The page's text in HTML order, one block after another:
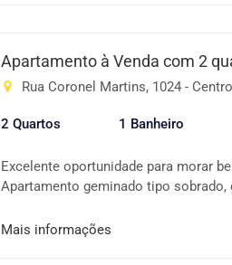
informações!
Apartamento à Venda com 2
Rua Coronel Martins, 1024 -
2 Quartos 1 Banheiro
Excelente oportunidade para morar
Apartamento geminado tipo
Sala e cozinha integradas ✅ Banheiro
Mais informações